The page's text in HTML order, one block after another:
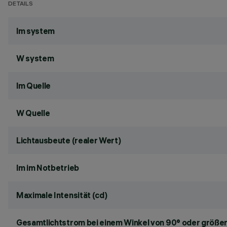
DETAILS
lm system
W system
lm Quelle
W Quelle
Lichtausbeute (realer Wert)
lm im Notbetrieb
Maximale Intensität (cd)
Gesamtlichtstrom bei einem Winkel von 90° oder